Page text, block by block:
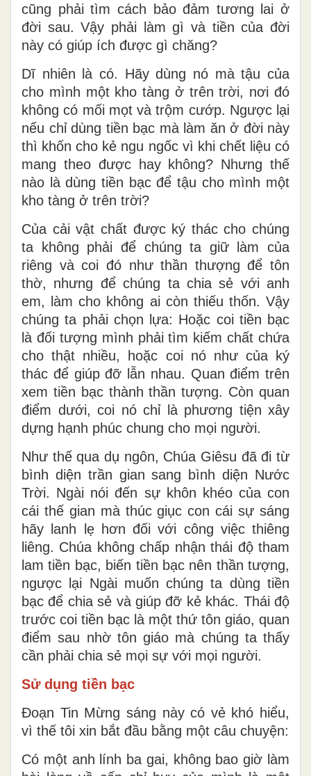
cũng phải tìm cách bảo đảm tương lai ở
đời sau. Vậy phải làm gì và tiền của đời
này có giúp ích được gì chăng?
Dĩ nhiên là có. Hãy dùng nó mà tậu của
cho mình một kho tàng ở trên trời, nơi đó
không có mối mọt và trộm cướp. Ngược lại
nếu chỉ dùng tiền bạc mà làm ăn ở đời này
thì khốn cho kẻ ngu ngốc vì khi chết liệu có
mang theo được hay không? Nhưng thế
nào là dùng tiền bạc để tậu cho mình một
kho tàng ở trên trời?
Của cải vật chất được ký thác cho chúng
ta không phải để chúng ta giữ làm của
riêng và coi đó như thần thượng để tôn
thờ, nhưng để chúng ta chia sẻ với anh
em, làm cho không ai còn thiếu thốn. Vậy
chúng ta phải chọn lựa: Hoặc coi tiền bạc
là đối tượng mình phải tìm kiếm chất chứa
cho thật nhiều, hoặc coi nó như của ký
thác để giúp đỡ lẫn nhau. Quan điểm trên
xem tiền bạc thành thần tượng. Còn quan
điểm dưới, coi nó chỉ là phương tiện xây
dựng hạnh phúc chung cho mọi người.
Như thế qua dụ ngôn, Chúa Giêsu đã đi từ
bình diện trần gian sang bình diện Nước
Trời. Ngài nói đến sự khôn khéo của con
cái thế gian mà thúc giục con cái sự sáng
hãy lanh lẹ hơn đối với công việc thiêng
liêng. Chúa không chấp nhận thái độ tham
lam tiền bạc, biến tiền bạc nên thần tượng,
ngược lại Ngài muốn chúng ta dùng tiền
bạc để chia sẻ và giúp đỡ kẻ khác. Thái độ
trước coi tiền bạc là một thứ tôn giáo, quan
điểm sau nhờ tôn giáo mà chúng ta thấy
cần phải chia sẻ mọi sự với mọi người.
Sử dụng tiền bạc
Đoạn Tin Mừng sáng này có vẻ khó hiểu,
vì thế tôi xin bắt đầu bằng một câu chuyện:
Có một anh lính ba gai, không bao giờ làm